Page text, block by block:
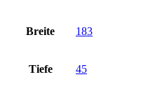
Breite 183
Tiefe 45